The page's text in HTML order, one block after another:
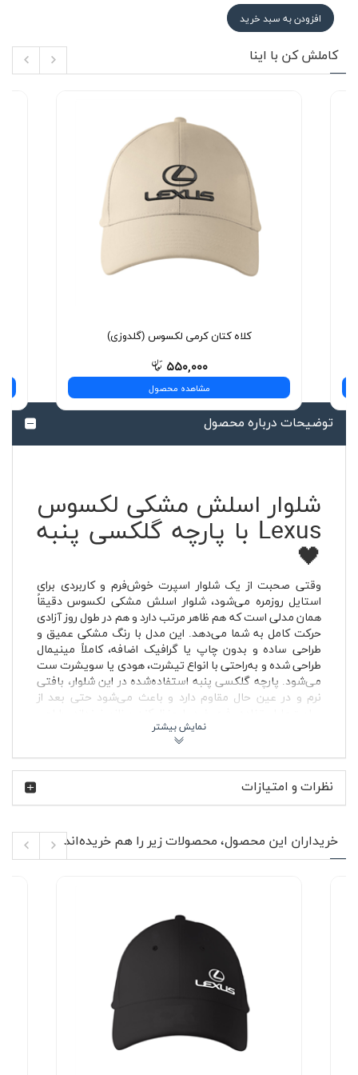
افزودن به سبد خرید
کاملش کن با اینا
کلاه کتان کرمی لکسوس (گلدوزی)
۵۵۰,۰۰۰
مشاهده محصول
توضیحات درباره محصول
شلوار اسلش مشکی لکسوس
Lexus با پارچه گلکسی پنبه
🖤
وقتی صحبت از یک شلوار اسپرت خوش‌فرم و کاربردی برای
استایل روزمره می‌شود، شلوار اسلش مشکی لکسوس دقیقاً
همان مدلی است که هم ظاهر مرتب دارد و هم در طول روز آزادی
حرکت کامل به شما می‌دهد. این مدل با رنگ مشکی عمیق و
طراحی ساده و بدون چاپ یا گرافیک اضافه، کاملاً مینیمال
طراحی شده و به‌راحتی با انواع تیشرت، هودی یا سویشرت ست
می‌شود. پارچه گلکسی پنبه استفاده‌شده در این شلوار، بافتی
نرم و در عین حال مقاوم دارد و باعث می‌شود حتی بعد از
دمپا راسته هم باعث شده ظاهر آن کمی منظم‌تر از اسلش‌های
کاملاً جذب باشد و برای استایل نیمه‌رسمی هم قابل استفاده
باشد.
لکسوس هم دیده می‌شود؛ تمرکز روی راحتی، عملکرد دقیق و
ظاهری تمیز و بدون اغراق. مدلی که برای رانندگی‌های طولانی،
رفت‌وآمد شهری یا حتی یک روز شلوغ کاری، همراه قابل
ویژگی‌های محصول ✨
جنس: پارچه گلکسی پنبه با بافت نرم و مقاوم
مدل دمپا راسته با فرم خوش‌استایل
عدم زانو انداختن در استفاده طولانی‌مدت
دو جیب بغل زیپ‌دار برای امنیت بیشتر وسایل
یک جیب پشت زیپ‌دار کاربردی
مناسب خانم ها و آقایان در استایل اسپرت
رنگ مشکی ساده و بدون چاپ یا گلدوزی
نظرات و امتیازات
خریداران این محصول، محصولات زیر را هم خریده‌اند